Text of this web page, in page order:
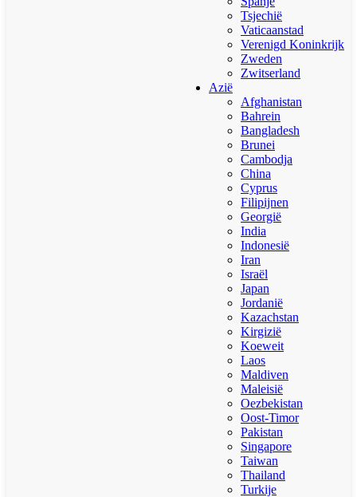
Tsjechië
Vaticaanstad
Verenigd Koninkrijk
Zweden
Zwitserland
Azië
Afghanistan
Bahrein
Bangladesh
Brunei
Cambodja
China
Cyprus
Filipijnen
Georgië
India
Indonesië
Iran
Israël
Japan
Jordanië
Kazachstan
Kirgizië
Koeweit
Laos
Maldiven
Maleisië
Oezbekistan
Oost-Timor
Pakistan
Singapore
Taiwan
Thailand
Turkije